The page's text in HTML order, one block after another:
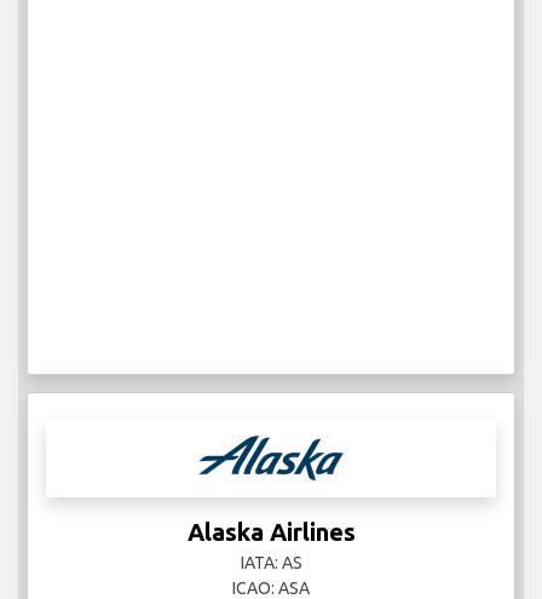
Alaska Airlines
IATA: AS
ICAO: ASA